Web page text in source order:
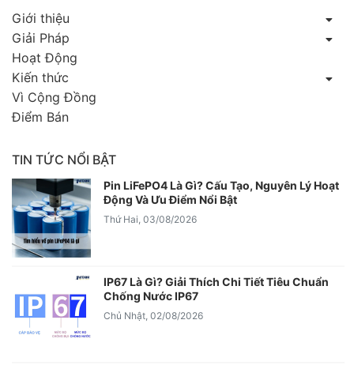
Giới thiệu
Giải Pháp
Hoạt Động
Kiến thức
Vì Cộng Đồng
Điểm Bán
TIN TỨC NỔI BẬT
Pin LiFePO4 Là Gì? Cấu Tạo, Nguyên Lý Hoạt
Động Và Ưu Điểm Nổi Bật
Thứ Hai, 03/08/2026
IP67 Là Gì? Giải Thích Chi Tiết Tiêu Chuẩn
Chống Nước IP67
Chủ Nhật, 02/08/2026